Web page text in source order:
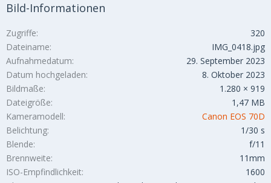
Bild-Informationen
Zugriffe
320
Dateiname
IMG_0418.jpg
Aufnahmedatum
29. September 2023
Datum hochgeladen
8. Oktober 2023
Bildmaße
1.280 × 919
Dateigröße
1,47 MB
Kameramodell
Canon EOS 70D
Belichtung
1/30 s
Blende
f/11
Brennweite
11mm
ISO-Empfindlichkeit
1600